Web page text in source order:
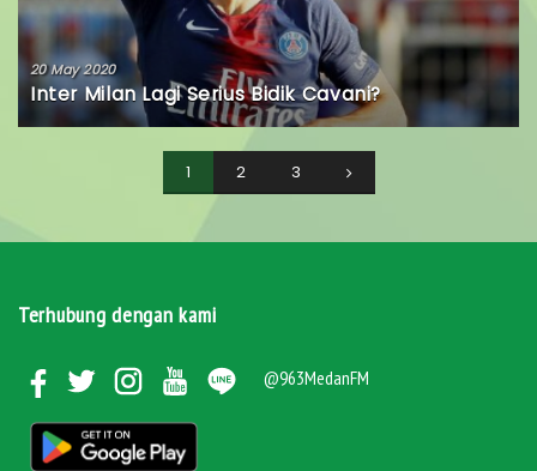
20 May 2020
Inter Milan Lagi Serius Bidik Cavani?
1 2 3
Terhubung dengan kami
@963MedanFM